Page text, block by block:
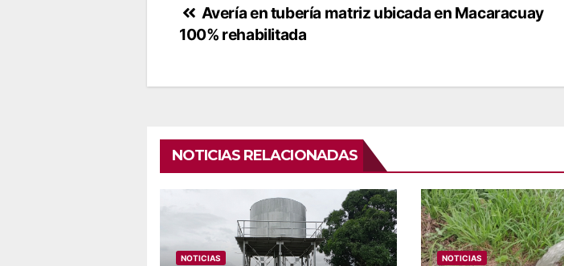
Navegación
de
entradas
Avería en tubería matriz ubicada en Macaracuay
100% rehabilitada
NOTICIAS RELACIONADAS
NOTICIAS NOTICIAS